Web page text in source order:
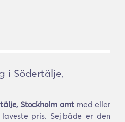
i Södertälje,
Stockholm amt med eller
pris. Sejlbåde er den